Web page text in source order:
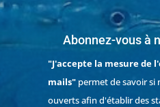
Abonnez-vous à
"J'accepte la mesure de
mails"permet de savoir si
ouverts afin d'établir des